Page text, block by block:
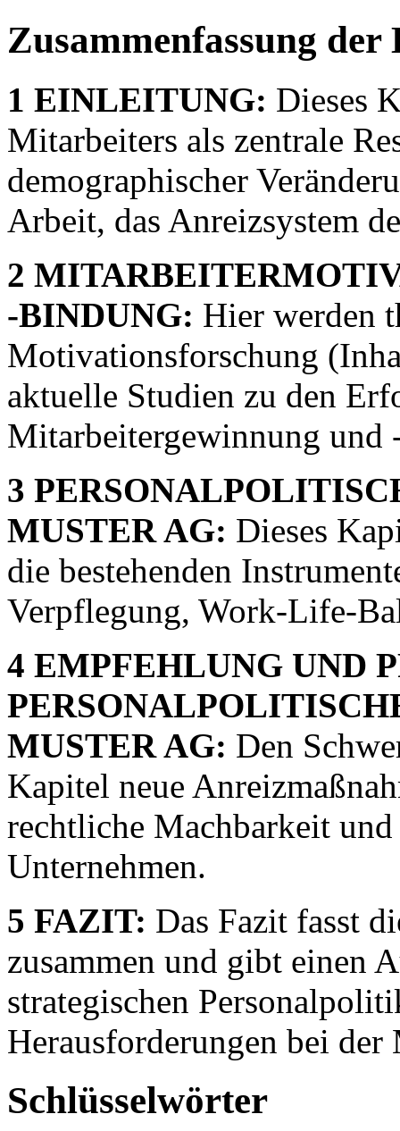
Zusammenfassung der
1 EINLEITUNG: Dieses
Mitarbeiters als zentrale
demographischer
Arbeit, das Anreizsystem
2
-BINDUNG: Hier werden
Motivationsforschung
aktuelle Studien zu den
Mitarbeitergewinnung und
3
MUSTER AG: Dieses
die bestehenden
Verpflegung, Work-Life-
4 EMPFEHLUNG UND
MUSTER AG: Den
Kapitel neue
rechtliche Machbarkeit
Unternehmen.
5 FAZIT: Das Fazit fasst
zusammen und gibt einen
strategischen
Herausforderungen bei der
Schlüsselwörter